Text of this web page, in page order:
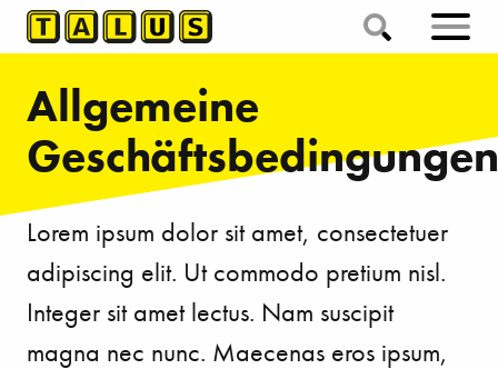
Allgemeine
Geschäftsbedingungen
Lorem ipsum dolor sit amet, consectetuer
adipiscing elit. Ut commodo pretium nisl.
Integer sit amet lectus. Nam suscipit
magna nec nunc. Maecenas eros ipsum,